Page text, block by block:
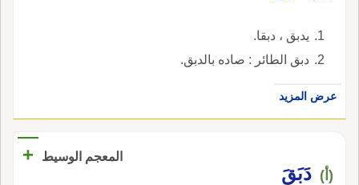
يدبق ، دبقا.
دبق الطائر : صاده بالدبق.
عرض المزيد
المعجم الوسيط +
(أ) دَبَقَ